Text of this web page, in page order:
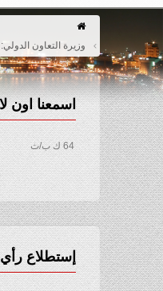
وزيرة التعاون الدولي: مصر
اسمعنا اون لاين
64 ك ب/ث
إستطلاع رأي